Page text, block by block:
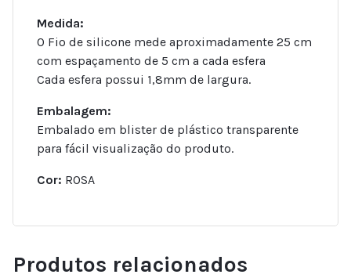
Medida:
O Fio de silicone mede aproximadamente 25 cm
com espaçamento de 5 cm a cada esfera
Cada esfera possui 1,8mm de largura.
Embalagem:
Embalado em blister de plástico transparente
para fácil visualização do produto.
Cor: ROSA
Produtos relacionados